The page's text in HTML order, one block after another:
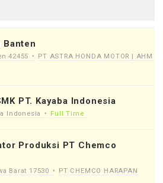
Banten
42455
PT ASTRA HONDA MOTOR | AHM
PT. Kayaba Indonesia
Indonesia Full Time
Produksi PT Chemco
Barat 17530
PT CHEMCO HARAPAN